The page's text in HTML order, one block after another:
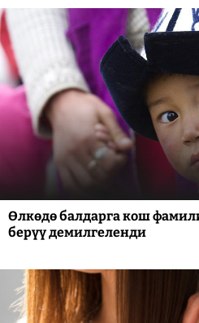
Өлкөдө балдарга кош
берүү демилгеленди